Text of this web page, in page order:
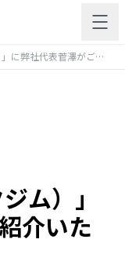
菅澤がご紹介いただきました！
ム）」
介いた